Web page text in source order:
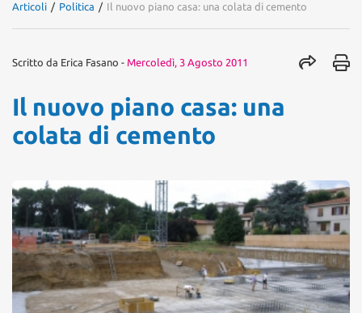
Articoli / Politica / Il nuovo piano casa: una colata di cemento
Scritto da Erica Fasano - Mercoledì, 3 Agosto 2011
Il nuovo piano casa: una
colata di cemento